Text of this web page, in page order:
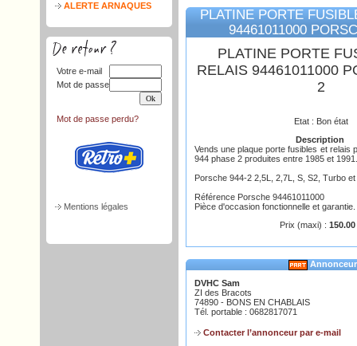
ALERTE ARNAQUES
Votre e-mail
Mot de passe
Mot de passe perdu?
Mentions légales
PLATINE PORTE
94461011000
PLATINE PORTE
RELAIS 94461011000
2
Etat : Bon état
Description
Vends une plaque porte fusibles et relais
944 phase 2 produites entre 1985 et 1991.
Porsche 944-2 2,5L, 2,7L, S, S2, Turbo
Référence Porsche 94461011000
Pièce d'occasion fonctionnelle et garantie.
Prix (maxi) : 150.00
Annonceur
DVHC Sam
ZI des Bracots
74890 - BONS EN CHABLAIS
Tél. portable : 0682817071
Contacter l’annonceur par e-mail